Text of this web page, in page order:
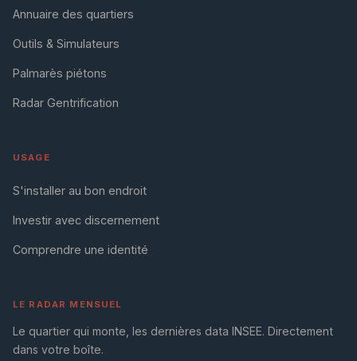
Annuaire des quartiers
Outils & Simulateurs
Palmarès piétons
Radar Gentrification
USAGE
S'installer au bon endroit
Investir avec discernement
Comprendre une identité
LE RADAR MENSUEL
Le quartier qui monte, les dernières data INSEE. Directement
dans votre boîte.